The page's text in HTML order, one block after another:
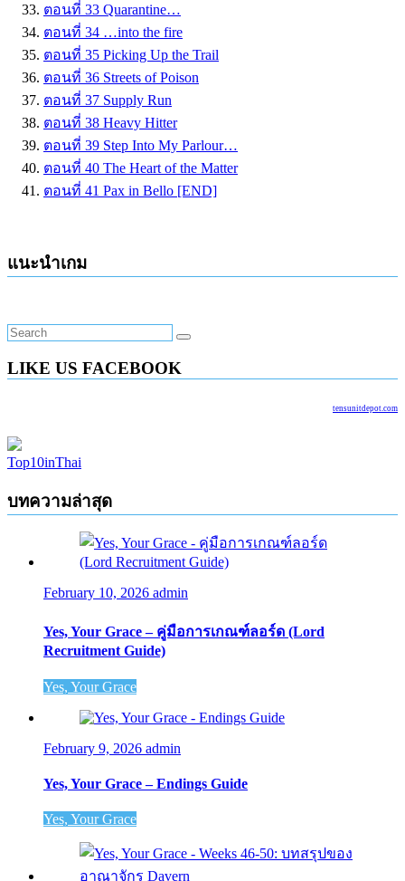
ตอนที่ 33 Quarantine…
ตอนที่ 34 …into the fire
ตอนที่ 35 Picking Up the Trail
ตอนที่ 36 Streets of Poison
ตอนที่ 37 Supply Run
ตอนที่ 38 Heavy Hitter
ตอนที่ 39 Step Into My Parlour…
ตอนที่ 40 The Heart of the Matter
ตอนที่ 41 Pax in Bello [END]
แนะนำเกม
LIKE US FACEBOOK
tensunitdepot.com
Top10inThai
บทความล่าสุด
February 10, 2026 admin
Yes, Your Grace – คู่มือการเกณฑ์ลอร์ด (Lord
Recruitment Guide)
Yes, Your Grace
February 9, 2026 admin
Yes, Your Grace – Endings Guide
Yes, Your Grace